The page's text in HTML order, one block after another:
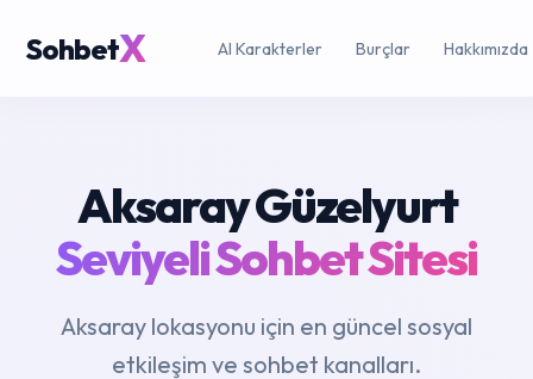
SohbetX AI Karakterler Burçlar Hakkımızda
Aksaray Güzelyurt
Seviyeli Sohbet Sitesi
Aksaray lokasyonu için en güncel sosyal
etkileşim ve sohbet kanalları.